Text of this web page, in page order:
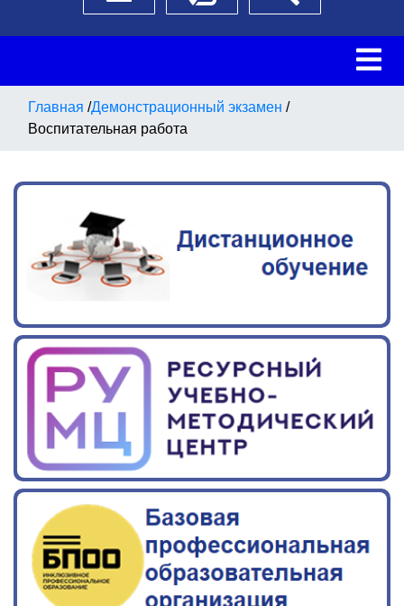
Главная /Демонстрационный экзамен /
Воспитательная работа